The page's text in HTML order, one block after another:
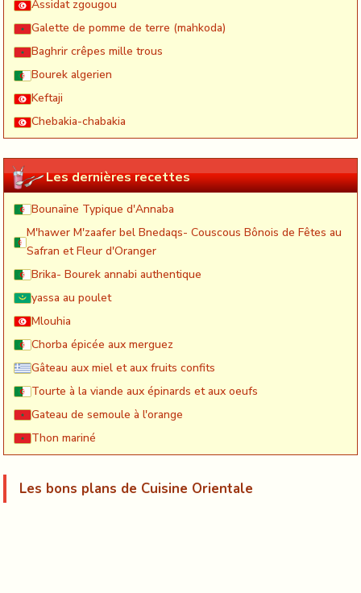
Assidat zgougou
Galette de pomme de terre (mahkoda)
Baghrir crêpes mille trous
Bourek algerien
Keftaji
Chebakia-chabakia
Les dernières recettes
Bounaïne Typique d'Annaba
M'hawer M'zaafer bel Bnedaqs- Couscous Bônois de Fêtes au
Safran et Fleur d'Oranger
Brika- Bourek annabi authentique
yassa au poulet
Mlouhia
Chorba épicée aux merguez
Gâteau aux miel et aux fruits confits
Tourte à la viande aux épinards et aux oeufs
Gateau de semoule à l'orange
Thon mariné
Les bons plans de Cuisine Orientale